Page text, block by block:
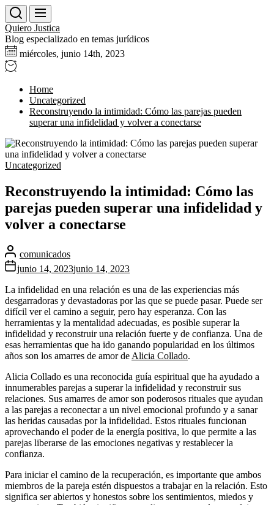
Skip
to
the
content
Quiero Justica
Blog especializado en temas jurídicos
miércoles, junio 14th, 2023
Home
Uncategorized
Reconstruyendo la intimidad: Cómo las parejas pueden
superar una infidelidad y volver a conectarse
Uncategorized
Reconstruyendo la intimidad: Cómo las
parejas pueden superar una infidelidad y
volver a conectarse
comunicados
junio 14, 2023junio 14, 2023
La infidelidad en una relación es una de las experiencias más
desgarradoras y devastadoras por las que se puede pasar. Puede ser
difícil ver el camino a seguir, pero hay esperanza. Con las
herramientas y la mentalidad adecuadas, es posible superar la
infidelidad y reconstruir una relación fuerte y de confianza. Una de
esas herramientas que ha ido ganando popularidad en los últimos
años son los amarres de amor de Alicia Collado.
Alicia Collado es una reconocida guía espiritual que ha ayudado a
innumerables parejas a superar la infidelidad y reconstruir sus
relaciones. Sus amarres de amor son poderosos rituales que ayudan
a las parejas a reconectar a un nivel emocional profundo y a sanar
las heridas causadas por la infidelidad. Estos rituales funcionan
aprovechando el poder de la energía positiva, lo que permite a las
parejas liberarse de las emociones negativas y restablecer la
confianza.
Para iniciar el camino de la recuperación, es importante que ambos
miembros de la pareja estén dispuestos a trabajar en la relación. Esto
significa ser abiertos y honestos sobre los sentimientos, miedos y